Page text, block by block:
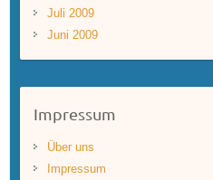
Juli 2009
Juni 2009
Impressum
Über uns
Impressum